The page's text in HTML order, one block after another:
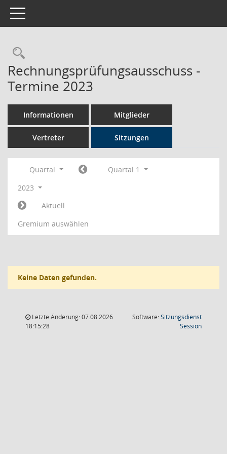
Toggle navigation
Rechercheauswahl
Rechnungsprüfungsausschuss -
Termine 2023
Informationen Mitglieder
Vertreter Sitzungen
Quartal
Quartal 1
2023
Aktuell
Gremium auswählen
Keine Daten gefunden.
Letzte Änderung: 07.08.2026
18:15:28
Software:Sitzungsdienst
Session(Wird in